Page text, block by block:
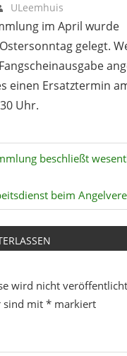
ULeemhuis
im April wurde
gelegt.
einen Ersatztermin
Uhr.
beschließt
beim
wird nicht
sind mit *markiert